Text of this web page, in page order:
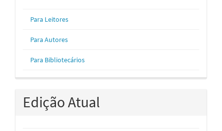
Para Leitores
Para Autores
Para Bibliotecários
Edição Atual